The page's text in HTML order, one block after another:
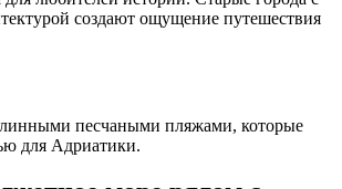
создают ощущение путешествия
песчаными пляжами, которые
для Адриатики.